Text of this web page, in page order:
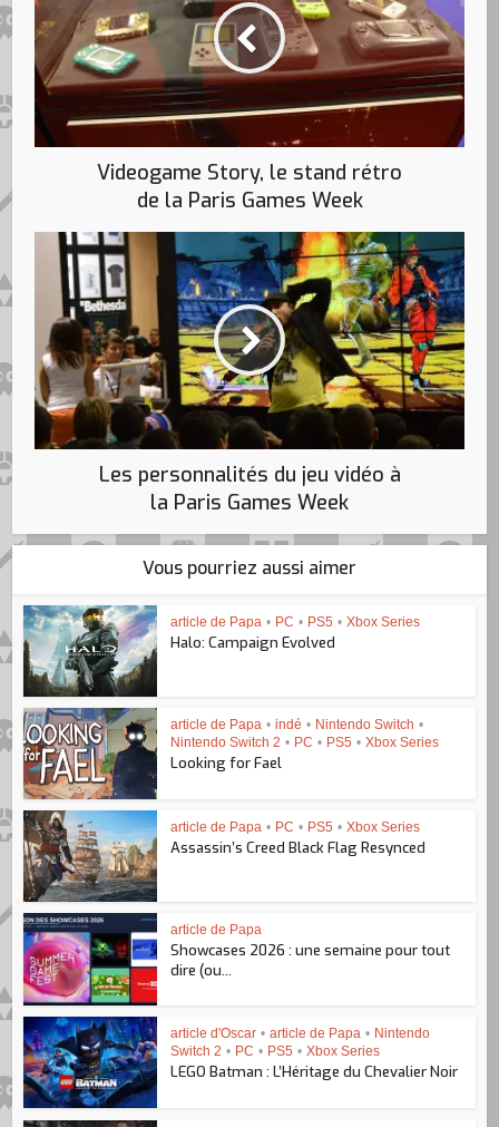
Videogame Story, le stand rétro
de la Paris Games Week
Les personnalités du jeu vidéo à
la Paris Games Week
Vous pourriez aussi aimer
article de Papa • PC • PS5 • Xbox Series
Halo: Campaign Evolved
article de Papa • indé • Nintendo Switch •
Nintendo Switch 2 • PC • PS5 • Xbox Series
Looking for Fael
article de Papa • PC • PS5 • Xbox Series
Assassin’s Creed Black Flag Resynced
article de Papa
Showcases 2026 : une semaine pour tout
dire (ou...
article d'Oscar • article de Papa • Nintendo
Switch 2 • PC • PS5 • Xbox Series
LEGO Batman : L’Héritage du Chevalier Noir